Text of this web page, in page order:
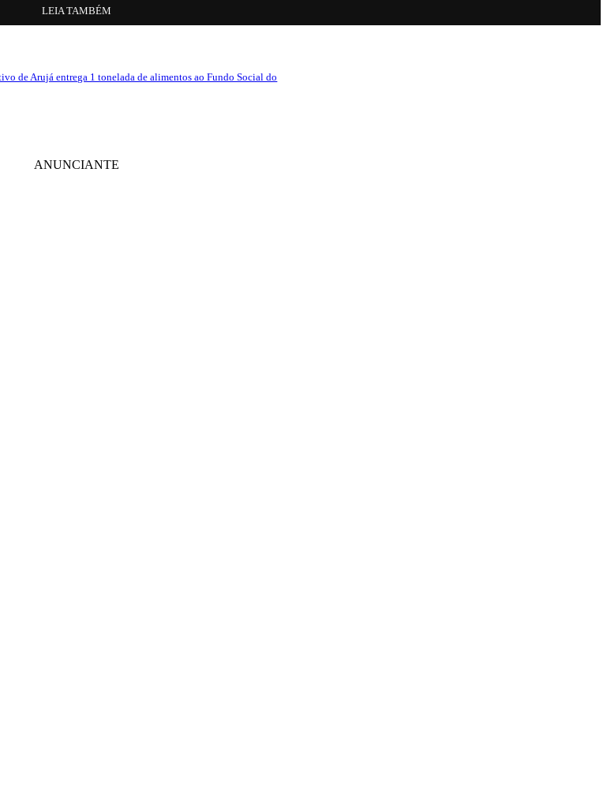
LEIA TAMBÉM
de Arujá entrega 1 tonelada de alimentos ao Fundo Social do
ANUNCIANTE